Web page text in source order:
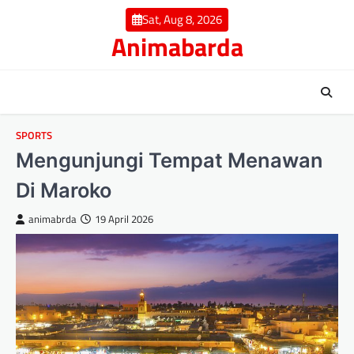
Sat, Aug 8, 2026
Animabarda
SPORTS
Mengunjungi Tempat Menawan
Di Maroko
animabrda 19 April 2026